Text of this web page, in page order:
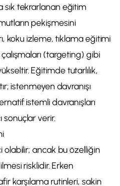
sık tekrarlanan eğitim
pekişmesini
koku izleme, tıklama eğitimi
(targeting) gibi
Eğitimde tutarlılık,
istenmeyen davranışı
istemli davranışları
sonuçlar verir.
ancak bu özelliğin
risklidir. Erken
karşılama rutinleri, sakin